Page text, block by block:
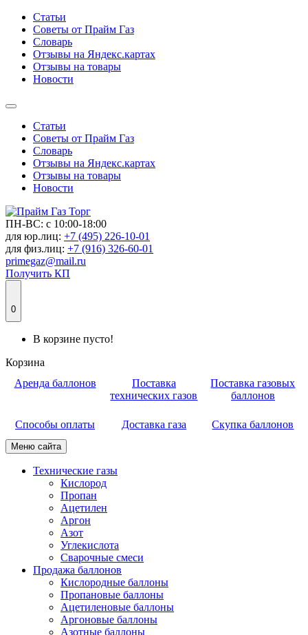
Статьи
Советы от Прайм Газ
Словарь
Отзывы на Яндекс.картах
Отзывы на товары
Новости
Статьи
Советы от Прайм Газ
Словарь
Отзывы на Яндекс.картах
Отзывы на товары
Новости
ПН-ВС: с 10:00-18:00
для юр.лиц: +7 (495) 226-10-01
для физ.лиц: +7 (916) 326-60-01
primegaz@mail.ru
Получить КП
0
В корзине пусто!
Корзина
Аренда баллонов
Поставка
технических газов
Поставка газовых
баллонов
Способы оплаты Доставка газа Скупка баллонов
Меню сайта
Технические газы
Кислород
Пропан
Ацетилен
Аргон
Азот
Углекислота
Сварочные смеси
Продажа баллонов
Кислородные баллоны
Пропановые баллоны
Ацетиленовые баллоны
Аргоновые баллоны
Азотные баллоны